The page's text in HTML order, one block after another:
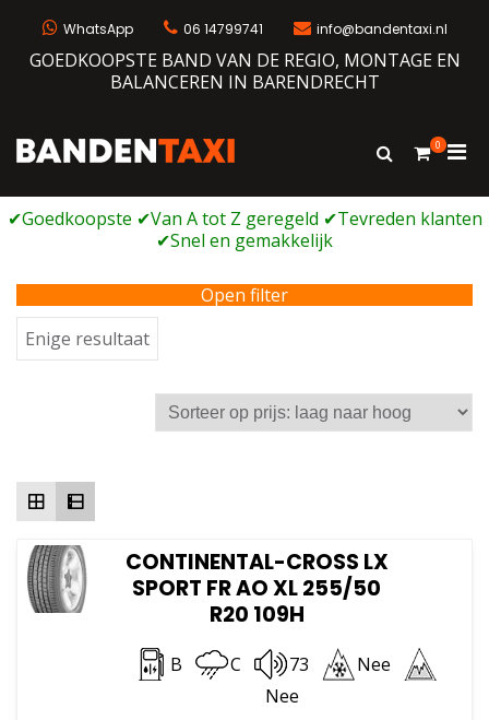
WhatsApp 06 14799741 info@bandentaxi.nl
GOEDKOOPSTE BAND VAN DE REGIO, MONTAGE EN
BALANCEREN IN BARENDRECHT
Bandengarage met eigen webshop
Toon
0
voor
Open filter
Enige resultaat
CONTINENTAL-CROSS LX
SPORT FR AO XL 255/50
R20 109H
B C 73
Nee
Nee